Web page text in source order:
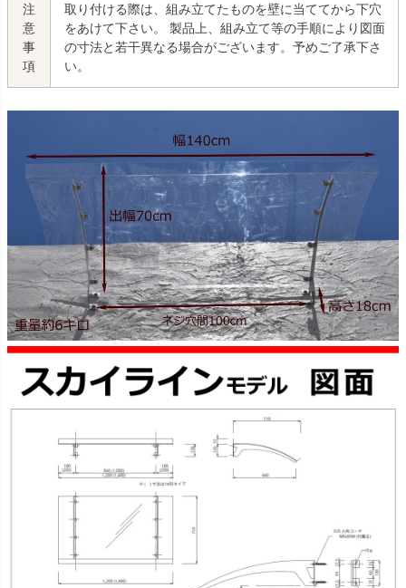
注
意
事
項
取り付ける際は、組み立てたものを壁に当ててから下穴
をあけて下さい。 製品上、組み立て等の手順により図面
の寸法と若干異なる場合がございます。予めご了承下さ
い。